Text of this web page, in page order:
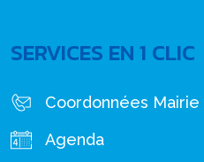
SERVICES EN 1 CLIC
Coordonnées Mairie
Agenda